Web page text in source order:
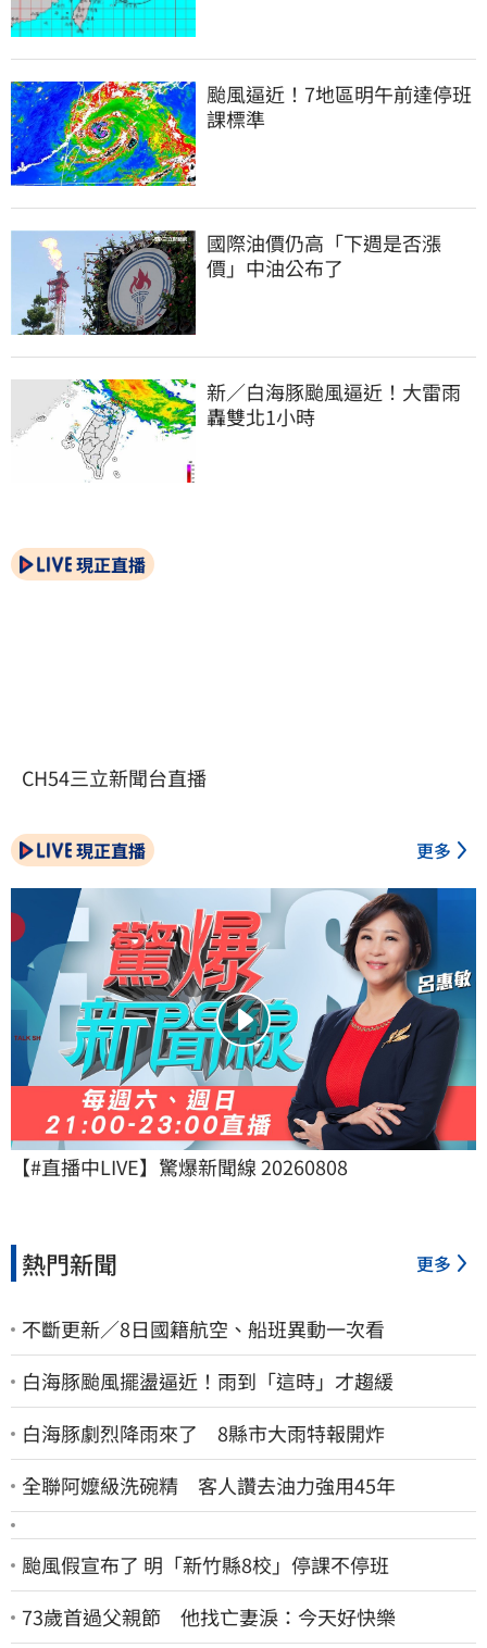
颱風逼近！7地區明午前達停班
課標準
國際油價仍高「下週是否漲
價」中油公布了
新／白海豚颱風逼近！大雷雨
轟雙北1小時
現正直播
CH54三立新聞台直播
現正直播 更多
【#直播中LIVE】驚爆新聞線 20260808
熱門新聞 更多
不斷更新／8日國籍航空、船班異動一次看
白海豚颱風擺盪逼近！雨到「這時」才趨緩
白海豚劇烈降雨來了 8縣市大雨特報開炸
全聯阿嬤級洗碗精 客人讚去油力強用45年
颱風假宣布了 明「新竹縣8校」停課不停班
73歲首過父親節 他找亡妻淚：今天好快樂